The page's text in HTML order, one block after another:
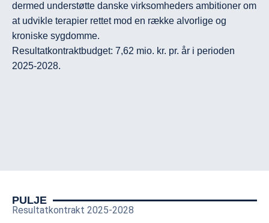
dermed understøtte danske virksomheders ambitioner om
at udvikle terapier rettet mod en række alvorlige og
kroniske sygdomme.
Resultatkontraktbudget: 7,62 mio. kr. pr. år i perioden
2025-2028.
PULJE
Resultatkontrakt 2025-2028